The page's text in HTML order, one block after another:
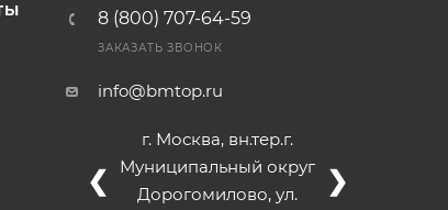
8 (800) 707-64-59
ЗАКАЗАТЬ ЗВОНОК
info@bmtop.ru
г. Москва, вн.тер.г.
Муниципальный округ
Дорогомилово, ул.
❮ ❯